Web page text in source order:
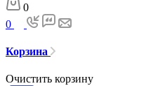
0
0
Корзина
Очистить корзину